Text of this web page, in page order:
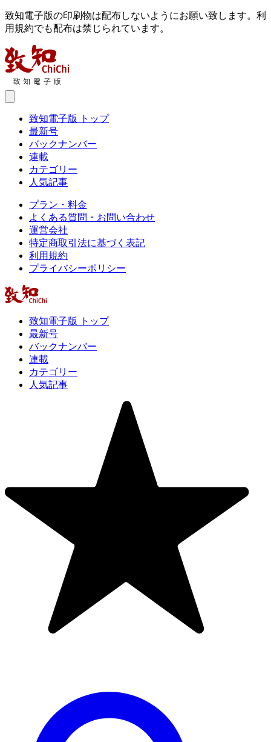
致知電子版の印刷物は配布しないようにお願い致します。利
用規約でも配布は禁じられています。
致知電子版 トップ
最新号
バックナンバー
連載
カテゴリー
人気記事
プラン・料金
よくある質問・お問い合わせ
運営会社
特定商取引法に基づく表記
利用規約
プライバシーポリシー
致知電子版 トップ
最新号
バックナンバー
連載
カテゴリー
人気記事